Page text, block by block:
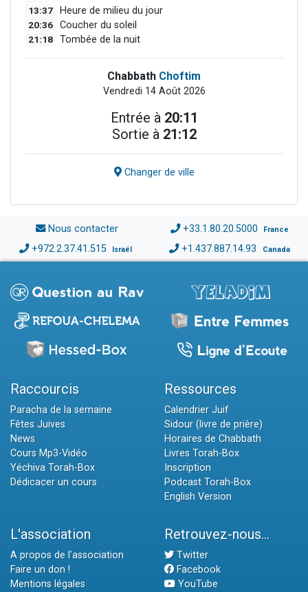
13:37 Heure de milieu du jour
20:36 Coucher du soleil
21:18 Tombée de la nuit
Chabbath Choftim
Vendredi 14 Août 2026
Entrée à 20:11
Sortie à 21:12
Changer de ville
Nous contacter +33.1.80.20.5000 France
+972.2.37.41.515 Israël +1.437.887.14.93 Canada
Raccourcis
Paracha de la semaine
Fêtes Juives
News
Cours Mp3-Vidéo
Yéchiva Torah-Box
Dédicacer un cours
Ressources
Calendrier Juif
Sidour (livre de prière)
Horaires de Chabbath
Livres Torah-Box
Inscription
Podcast Torah-Box
English Version
L'association
A propos de l'association
Faire un don !
Mentions légales
Retrouvez-nous...
Twitter
Facebook
YouTube